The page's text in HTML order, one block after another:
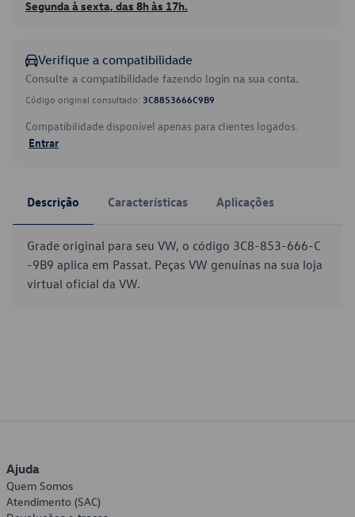
Segunda à sexta, das 8h às 17h.
Verifique a compatibilidade
Consulte a compatibilidade fazendo login na sua conta.
Código original consultado: 3C8853666C9B9
Compatibilidade disponível apenas para clientes logados.
Entrar
Descrição Características Aplicações
Grade original para seu VW, o código 3C8-853-666-C
-9B9 aplica em Passat. Peças VW genuínas na sua loja
virtual oficial da VW.
Ajuda
Quem Somos
Atendimento (SAC)